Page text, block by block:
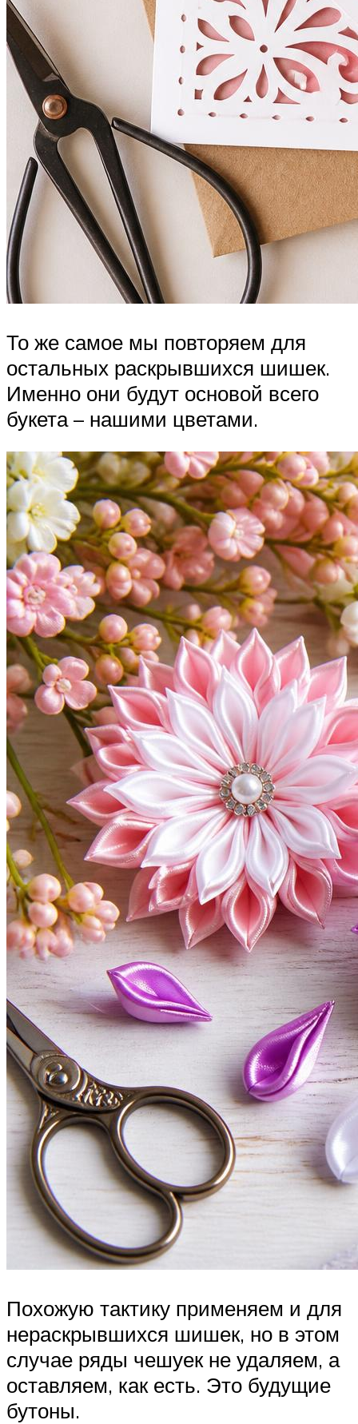
То же самое мы повторяем для
остальных раскрывшихся шишек.
Именно они будут основой всего
букета – нашими цветами.
Похожую тактику применяем и для
нераскрывшихся шишек, но в этом
случае ряды чешуек не удаляем, а
оставляем, как есть. Это будущие
бутоны.